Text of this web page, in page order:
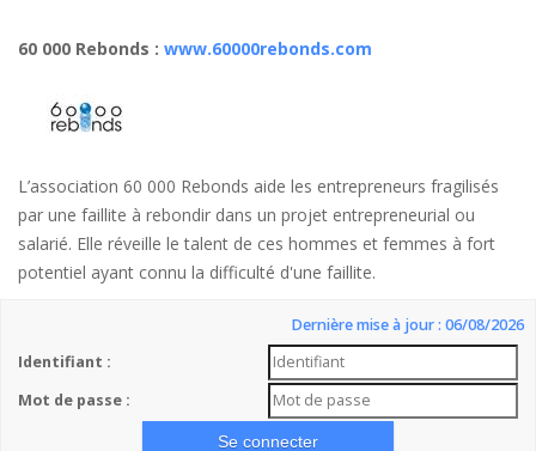
60 000 Rebonds : www.60000rebonds.com
L’association 60 000 Rebonds aide les entrepreneurs fragilisés
par une faillite à rebondir dans un projet entrepreneurial ou
salarié. Elle réveille le talent de ces hommes et femmes à fort
potentiel ayant connu la difficulté d'une faillite.
Dernière mise à jour : 06/08/2026
Identifiant :
Mot de passe :